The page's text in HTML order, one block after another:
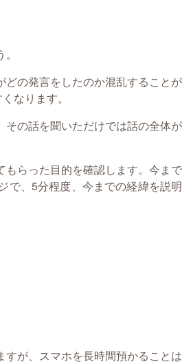
の発言をしたのか混乱することが
なります。
その話を聞いただけでは話の全体が
らった目的を確認します。今まで
、5分程度、今までの経緯を説明
が、スマホを長時間預かることは